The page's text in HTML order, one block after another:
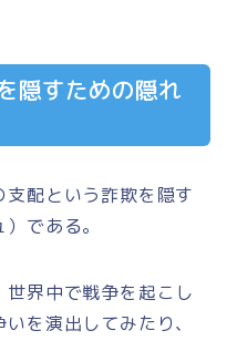
隠すための隠れ
配という詐欺を隠す
である。
界中で戦争を起こし
を演出してみたり、